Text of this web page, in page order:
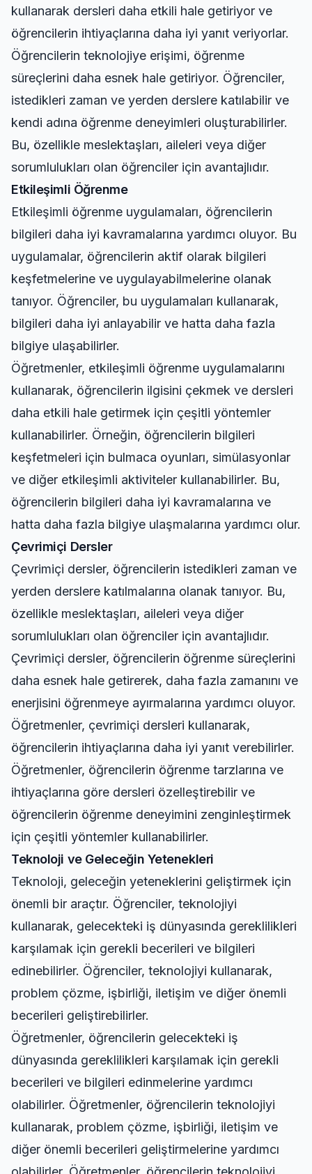
kullanarak dersleri daha etkili hale getiriyor ve
öğrencilerin ihtiyaçlarına daha iyi yanıt veriyorlar.
Öğrencilerin teknolojiye erişimi, öğrenme
süreçlerini daha esnek hale getiriyor. Öğrenciler,
istedikleri zaman ve yerden derslere katılabilir ve
kendi adına öğrenme deneyimleri oluşturabilirler.
Bu, özellikle meslektaşları, aileleri veya diğer
sorumlulukları olan öğrenciler için avantajlıdır.
Etkileşimli Öğrenme
Etkileşimli öğrenme uygulamaları, öğrencilerin
bilgileri daha iyi kavramalarına yardımcı oluyor. Bu
uygulamalar, öğrencilerin aktif olarak bilgileri
keşfetmelerine ve uygulayabilmelerine olanak
tanıyor. Öğrenciler, bu uygulamaları kullanarak,
bilgileri daha iyi anlayabilir ve hatta daha fazla
bilgiye ulaşabilirler.
Öğretmenler, etkileşimli öğrenme uygulamalarını
kullanarak, öğrencilerin ilgisini çekmek ve dersleri
daha etkili hale getirmek için çeşitli yöntemler
kullanabilirler. Örneğin, öğrencilerin bilgileri
keşfetmeleri için bulmaca oyunları, simülasyonlar
ve diğer etkileşimli aktiviteler kullanabilirler. Bu,
öğrencilerin bilgileri daha iyi kavramalarına ve
hatta daha fazla bilgiye ulaşmalarına yardımcı olur.
Çevrimiçi Dersler
Çevrimiçi dersler, öğrencilerin istedikleri zaman ve
yerden derslere katılmalarına olanak tanıyor. Bu,
özellikle meslektaşları, aileleri veya diğer
sorumlulukları olan öğrenciler için avantajlıdır.
Çevrimiçi dersler, öğrencilerin öğrenme süreçlerini
daha esnek hale getirerek, daha fazla zamanını ve
enerjisini öğrenmeye ayırmalarına yardımcı oluyor.
Öğretmenler, çevrimiçi dersleri kullanarak,
öğrencilerin ihtiyaçlarına daha iyi yanıt verebilirler.
Öğretmenler, öğrencilerin öğrenme tarzlarına ve
ihtiyaçlarına göre dersleri özelleştirebilir ve
öğrencilerin öğrenme deneyimini zenginleştirmek
için çeşitli yöntemler kullanabilirler.
Teknoloji ve Geleceğin Yetenekleri
Teknoloji, geleceğin yeteneklerini geliştirmek için
önemli bir araçtır. Öğrenciler, teknolojiyi
kullanarak, gelecekteki iş dünyasında gereklilikleri
karşılamak için gerekli becerileri ve bilgileri
edinebilirler. Öğrenciler, teknolojiyi kullanarak,
problem çözme, işbirliği, iletişim ve diğer önemli
becerileri geliştirebilirler.
Öğretmenler, öğrencilerin gelecekteki iş
dünyasında gereklilikleri karşılamak için gerekli
becerileri ve bilgileri edinmelerine yardımcı
olabilirler. Öğretmenler, öğrencilerin teknolojiyi
kullanarak, problem çözme, işbirliği, iletişim ve
diğer önemli becerileri geliştirmelerine yardımcı